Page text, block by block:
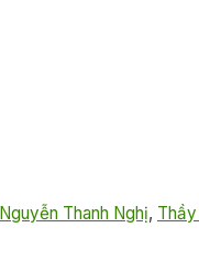
Nguyễn Thanh Nghị,